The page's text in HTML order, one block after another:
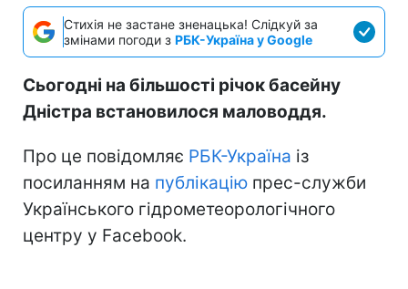
Стихія не застане зненацька! Слідкуй за
змінами погоди з РБК-Україна у Google
Сьогодні на більшості річок басейну
Дністра встановилося маловоддя.
Про це повідомляє РБК-Україна із
посиланням на публікацію прес-служби
Українського гідрометеорологічного
центру у Facebook.